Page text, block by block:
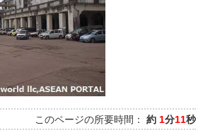
このページの所要時間： 約 1分11秒